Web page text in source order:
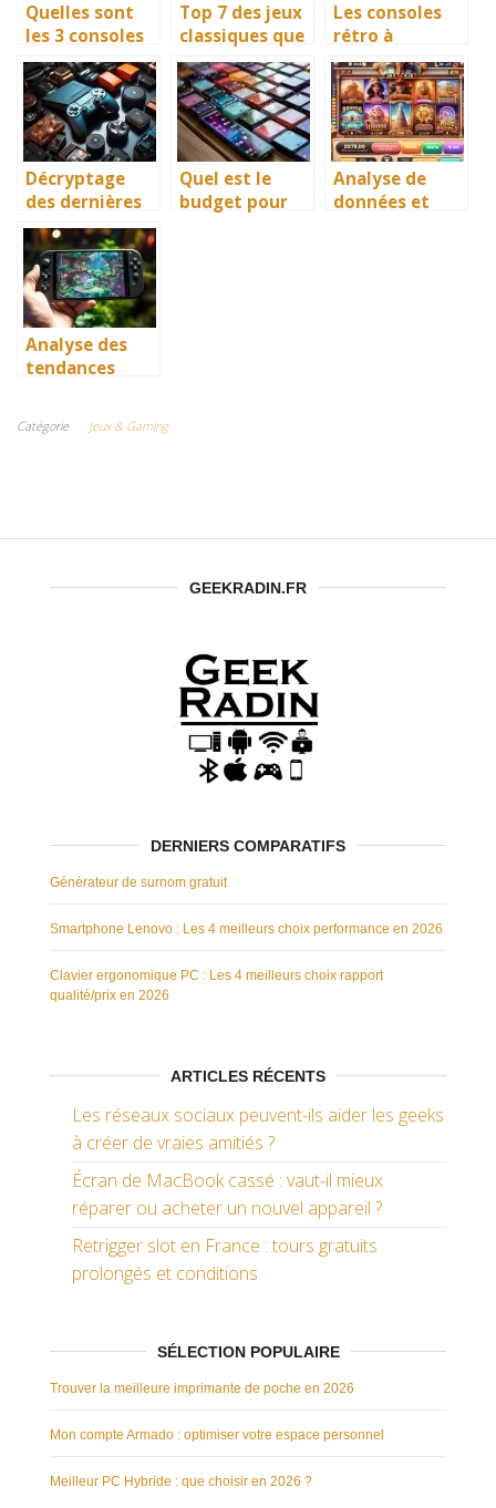
Quelles sont
les 3 consoles
de salons du
moment ?
Top 7 des jeux
classiques que
vous pouvez
jouer sur les
nouvelles
consoles
Les consoles
rétro à
redécouvrir
pour une
expérience de
jeu
nostalgique
Décryptage
des dernières
mises à jour du
firmware des
consoles de jeu
Quel est le
budget pour
Analyse de
données et
Analyse des
tendances
mobiles en
Catégorie Jeux & Gaming
GEEKRADIN.FR
DERNIERS COMPARATIFS
Générateur de surnom gratuit
Smartphone Lenovo : Les 4 meilleurs choix performance en 2026
Clavier ergonomique PC : Les 4 meilleurs choix rapport
qualité/prix en 2026
ARTICLES RÉCENTS
Les réseaux sociaux peuvent-ils aider les geeks
à créer de vraies amitiés ?
Écran de MacBook cassé : vaut-il mieux
réparer ou acheter un nouvel appareil ?
Retrigger slot en France : tours gratuits
prolongés et conditions
SÉLECTION POPULAIRE
Trouver la meilleure imprimante de poche en 2026
Mon compte Armado : optimiser votre espace personnel
Meilleur PC Hybride : que choisir en 2026 ?